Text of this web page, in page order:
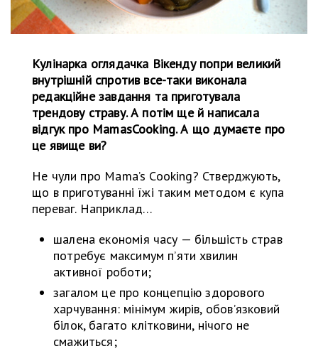
Кулінарка оглядачка Вікенду попри великий
внутрішній спротив все-таки виконала
редакційне завдання та приготувала
трендову страву. А потім ще й написала
відгук про MamasCooking. А що думаєте про
це явище ви?
Не чули про Mama’s Cooking? Стверджують,
що в приготуванні їжі таким методом є купа
переваг. Наприклад…
шалена економія часу — більшість страв
потребує максимум п’яти хвилин
активної роботи;
загалом це про концепцію здорового
харчування: мінімум жирів, обов’язковий
білок, багато клітковини, нічого не
смажиться;